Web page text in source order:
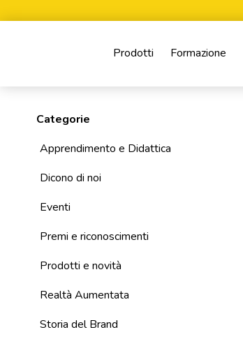
Prodotti Formazione
Categorie
Apprendimento e Didattica
Dicono di noi
Eventi
Premi e riconoscimenti
Prodotti e novità
Realtà Aumentata
Storia del Brand